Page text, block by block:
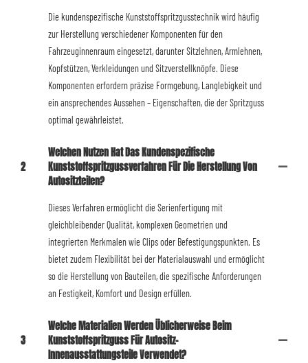
Die kundenspezifische Kunststoffspritzgusstechnik wird häufig
zur Herstellung verschiedener Komponenten für den
Fahrzeuginnenraum eingesetzt, darunter Sitzlehnen, Armlehnen,
Kopfstützen, Verkleidungen und Sitzverstellknöpfe. Diese
Komponenten erfordern präzise Formgebung, Langlebigkeit und
ein ansprechendes Aussehen – Eigenschaften, die der Spritzguss
optimal gewährleistet.
2
Welchen Nutzen Hat Das Kundenspezifische
Kunststoffspritzgussverfahren Für Die Herstellung Von
Autositzteilen?
Dieses Verfahren ermöglicht die Serienfertigung mit
gleichbleibender Qualität, komplexen Geometrien und
integrierten Merkmalen wie Clips oder Befestigungspunkten. Es
bietet zudem Flexibilität bei der Materialauswahl und ermöglicht
so die Herstellung von Bauteilen, die spezifische Anforderungen
an Festigkeit, Komfort und Design erfüllen.
3
Welche Materialien Werden Üblicherweise Beim
Kunststoffspritzguss Für Autositz-
Innenausstattungsteile Verwendet?